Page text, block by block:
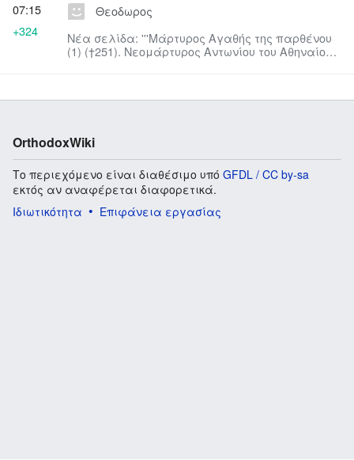
Θεοδωρος
Νέα σελίδα: '''Μάρτυρος Αγαθής της παρθένου
(1) (†251). Νεομάρτυρος Αντωνίου του Αθηναίου
07:15
+324
OrthodoxWiki
Το περιεχόμενο είναι διαθέσιμο υπό GFDL / CC by-sa
εκτός αν αναφέρεται διαφορετικά.
Ιδιωτικότητα
Επιφάνεια εργασίας